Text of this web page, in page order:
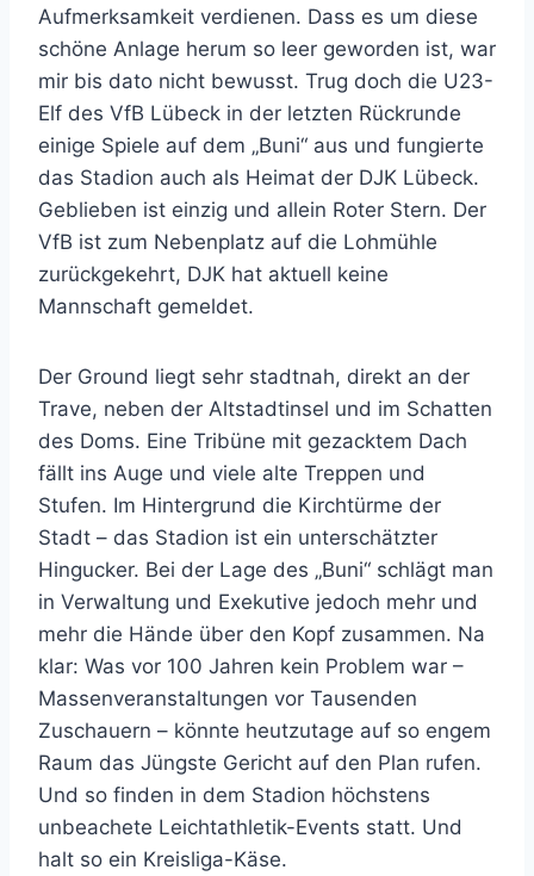
Aufmerksamkeit verdienen. Dass es um diese
schöne Anlage herum so leer geworden ist, war
mir bis dato nicht bewusst. Trug doch die U23-
Elf des VfB Lübeck in der letzten Rückrunde
einige Spiele auf dem „Buni“ aus und fungierte
das Stadion auch als Heimat der DJK Lübeck.
Geblieben ist einzig und allein Roter Stern. Der
VfB ist zum Nebenplatz auf die Lohmühle
zurückgekehrt, DJK hat aktuell keine
Mannschaft gemeldet.
Der Ground liegt sehr stadtnah, direkt an der
Trave, neben der Altstadtinsel und im Schatten
des Doms. Eine Tribüne mit gezacktem Dach
fällt ins Auge und viele alte Treppen und
Stufen. Im Hintergrund die Kirchtürme der
Stadt – das Stadion ist ein unterschätzter
Hingucker. Bei der Lage des „Buni“ schlägt man
in Verwaltung und Exekutive jedoch mehr und
mehr die Hände über den Kopf zusammen. Na
klar: Was vor 100 Jahren kein Problem war –
Massenveranstaltungen vor Tausenden
Zuschauern – könnte heutzutage auf so engem
Raum das Jüngste Gericht auf den Plan rufen.
Und so finden in dem Stadion höchstens
unbeachete Leichtathletik-Events statt. Und
halt so ein Kreisliga-Käse.